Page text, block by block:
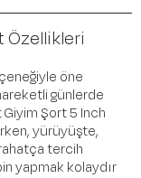
Özellikleri
öne
günlerde
Giyim Şort 5 Inch
yürüyüşte,
tercih
yapmak kolaydır